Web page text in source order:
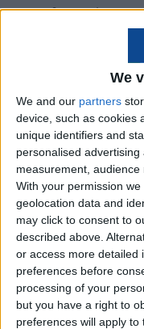
We
We and our partners
device, such as cookies
unique identifiers and
personalised
measurement, audience
With your permission
geolocation data and
may click to consent to
described above.
or access more detailed
preferences before
processing of your
but you have a right to
preferences will apply to
A confermarlo
pensare che su
pensionistiche
milione sono
all’estero.
Ovviamente in
al fattore
culturali,
tra i posti
rientrano sempre
Andare in
tempo a se stessi
perché non farlo